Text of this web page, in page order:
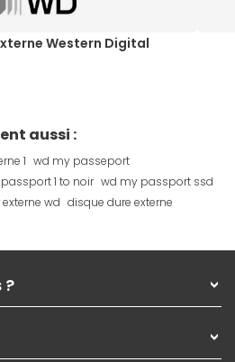
Western Digital
aussi :
1 wd my passeport
1 to noir wd my passport ssd
wd disque dure externe
?